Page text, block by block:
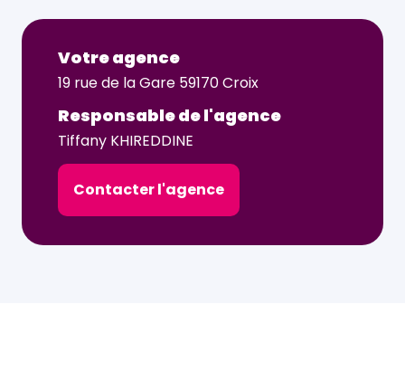
Votre agence
19 rue de la Gare 59170 Croix
Responsable de l'agence
Tiffany KHIREDDINE
Contacter l'agence